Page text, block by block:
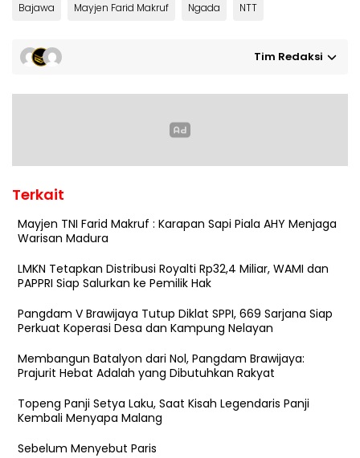
Bajawa Mayjen Farid Makruf Ngada NTT
Tim Redaksi
Terkait
Mayjen TNI Farid Makruf : Karapan Sapi Piala AHY Menjaga
Warisan Madura
LMKN Tetapkan Distribusi Royalti Rp32,4 Miliar, WAMI dan
PAPPRI Siap Salurkan ke Pemilik Hak
Pangdam V Brawijaya Tutup Diklat SPPI, 669 Sarjana Siap
Perkuat Koperasi Desa dan Kampung Nelayan
Membangun Batalyon dari Nol, Pangdam Brawijaya:
Prajurit Hebat Adalah yang Dibutuhkan Rakyat
Topeng Panji Setya Laku, Saat Kisah Legendaris Panji
Kembali Menyapa Malang
Sebelum Menyebut Paris